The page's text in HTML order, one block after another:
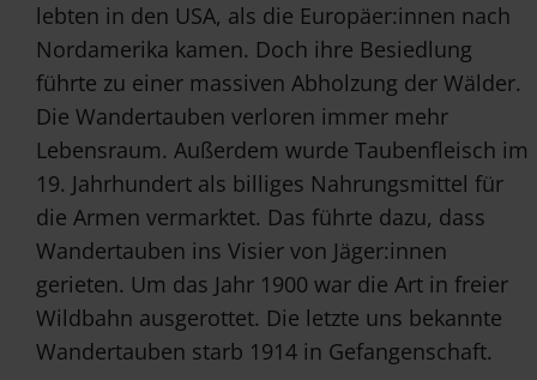
lebten in den USA, als die Europäer:innen nach
Nordamerika kamen. Doch ihre Besiedlung
führte zu einer massiven Abholzung der Wälder.
Die Wandertauben verloren immer mehr
Lebensraum. Außerdem wurde Taubenfleisch im
19. Jahrhundert als billiges Nahrungsmittel für
die Armen vermarktet. Das führte dazu, dass
Wandertauben ins Visier von Jäger:innen
gerieten. Um das Jahr 1900 war die Art in freier
Wildbahn ausgerottet. Die letzte uns bekannte
Wandertauben starb 1914 in Gefangenschaft.